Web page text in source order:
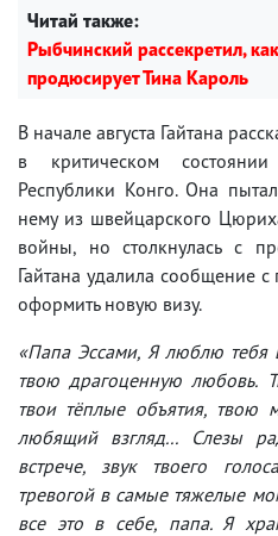
Читай также:
Рыбчинский рассекретил,
продюсирует Тина Кароль
В начале августа Гайтана
в критическом
Республики Конго. Она
нему из швейцарского
войны, но столкнулась с
Гайтана удалила сообщение
оформить новую визу.
«Папа Эссами, Я люблю тебя
твою драгоценную любовь.
твои тёплые объятия, твою
любящий взгляд... Слезы
встрече, звук твоего
тревогой в самые тяжелые
все это в себе, папа. Я